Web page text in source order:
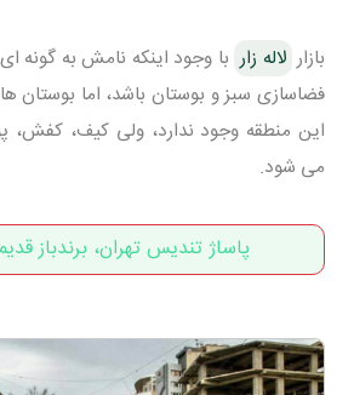
بازار لاله زار با وجود اینکه نامش به گونه
فضاسازی سبز و بوستان باشد، اما بوستان
این منطقه وجود ندارد، ولی کیف، کفش،
می شود.
پاساژ تندیس تهران، برندباز